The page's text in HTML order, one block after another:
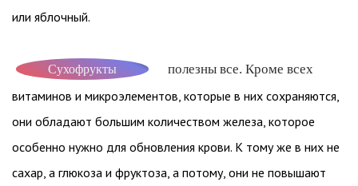
или яблочный.
Сухофрукты полезны все. Кроме всех
витаминов и микроэлементов, которые в них сохраняются,
они обладают большим количеством железа, которое
особенно нужно для обновления крови. К тому же в них не
сахар, а глюкоза и фруктоза, а потому, они не повышают